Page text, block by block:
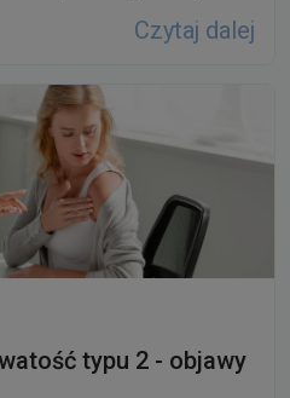
Czytaj dalej
typu 2 - objawy